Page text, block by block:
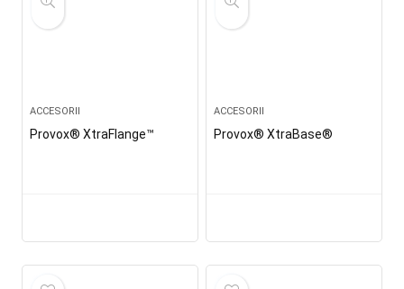
ACCESORII
Provox® XtraFlange™
ACCESORII
Provox® XtraBase®